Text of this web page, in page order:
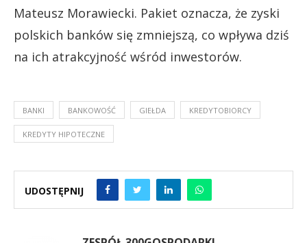
Mateusz Morawiecki. Pakiet oznacza, że zyski
polskich banków się zmniejszą, co wpływa dziś
na ich atrakcyjność wśród inwestorów.
BANKI BANKOWOŚĆ GIEŁDA KREDYTOBIORCY
KREDYTY HIPOTECZNE
UDOSTĘPNIJ